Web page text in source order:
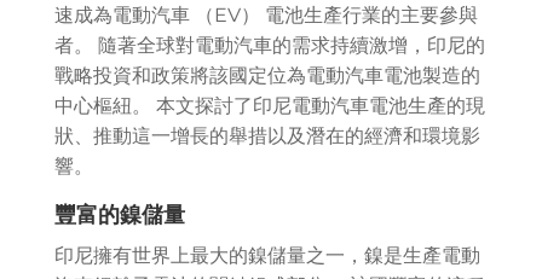
速成為電動汽車 （EV） 電池生產行業的主要參與
者。 隨著全球對電動汽車的需求持續激增，印尼的
戰略投資和政策將該國定位為電動汽車電池製造的
中心樞紐。 本文探討了印尼電動汽車電池生產的現
狀、推動這一增長的舉措以及潛在的經濟和環境影
響。
豐富的鎳儲量
印尼擁有世界上最大的鎳儲量之一，鎳是生產電動